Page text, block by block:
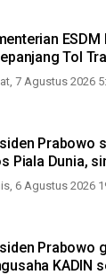
Tol
7 Agustus 2026
Prabowo
Piala Dunia,
6 Agustus 2026
Prabowo
KADIN